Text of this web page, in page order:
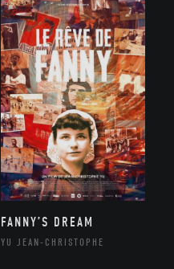
FANNY’S DREAM
YU JEAN-CHRISTOPHE